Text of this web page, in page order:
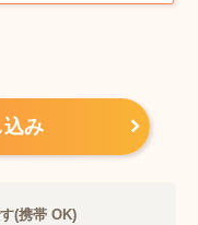
み
(携帯 OK)